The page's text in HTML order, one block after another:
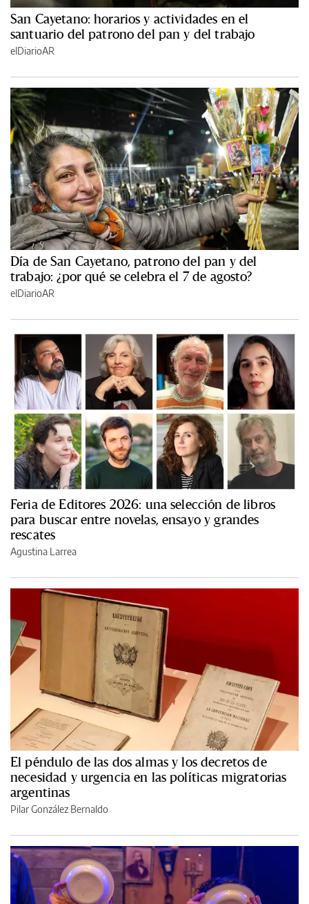
San Cayetano: horarios y actividades en el
santuario del patrono del pan y del trabajo
elDiarioAR
Día de San Cayetano, patrono del pan y del
trabajo: ¿por qué se celebra el 7 de agosto?
elDiarioAR
Feria de Editores 2026: una selección de libros
para buscar entre novelas, ensayo y grandes
rescates
Agustina Larrea
El péndulo de las dos almas y los decretos de
necesidad y urgencia en las políticas migratorias
argentinas
Pilar González Bernaldo